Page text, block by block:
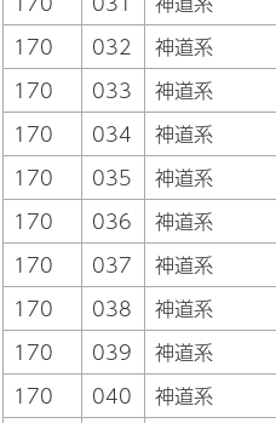
170
032 神道系
170
033 神道系
170
034 神道系
170
035 神道系
170
036 神道系
170
037 神道系
170
038 神道系
170
039 神道系
170
040 神道系